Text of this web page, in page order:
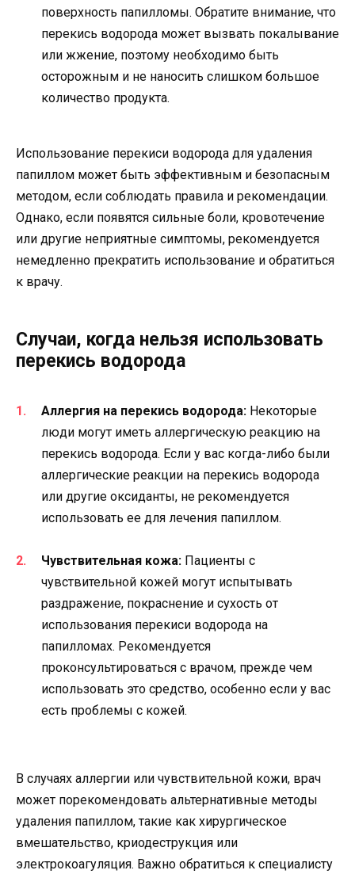
поверхность папилломы. Обратите внимание, что
перекись водорода может вызвать покалывание
или жжение, поэтому необходимо быть
осторожным и не наносить слишком большое
количество продукта.
Использование перекиси водорода для удаления
папиллом может быть эффективным и безопасным
методом, если соблюдать правила и рекомендации.
Однако, если появятся сильные боли, кровотечение
или другие неприятные симптомы, рекомендуется
немедленно прекратить использование и обратиться
к врачу.
Случаи, когда нельзя использовать
перекись водорода
Аллергия на перекись водорода: Некоторые
люди могут иметь аллергическую реакцию на
перекись водорода. Если у вас когда-либо были
аллергические реакции на перекись водорода
или другие оксиданты, не рекомендуется
использовать ее для лечения папиллом.
Чувствительная кожа: Пациенты с
чувствительной кожей могут испытывать
раздражение, покраснение и сухость от
использования перекиси водорода на
папилломах. Рекомендуется
проконсультироваться с врачом, прежде чем
использовать это средство, особенно если у вас
есть проблемы с кожей.
В случаях аллергии или чувствительной кожи, врач
может порекомендовать альтернативные методы
удаления папиллом, такие как хирургическое
вмешательство, криодеструкция или
электрокоагуляция. Важно обратиться к специалисту